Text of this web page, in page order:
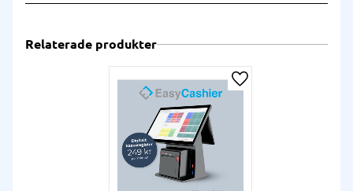
Relaterade produkter
Lägg till i önskelista